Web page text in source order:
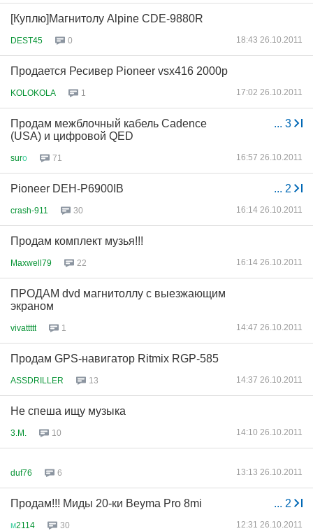
[Куплю]Магнитолу Alpine CDE-9880R
DEST45 0 18:43 26.10.2011
Продается Ресивер Pioneer vsx416 2000р
KOLOKOLA 1 17:02 26.10.2011
... 3
Продам межблочный кабель Cadence
(USA) и цифровой QED
surо 71 16:57 26.10.2011
... 2
Pioneer DEH-P6900IB
crash-911 30 16:14 26.10.2011
Продам комплект музья!!!
Maxwell79 22 16:14 26.10.2011
ПРОДАМ dvd магнитоллу с выезжающим
экраном
vivattttt 1 14:47 26.10.2011
Продам GPS-навигатор Ritmix RGP-585
ASSDRILLER 13 14:37 26.10.2011
Не спеша ищу музыка
3.M. 10 14:10 26.10.2011
duf76 6 13:13 26.10.2011
... 2
Продам!!! Миды 20-ки Beyma Pro 8mi
м2114 30 12:31 26.10.2011